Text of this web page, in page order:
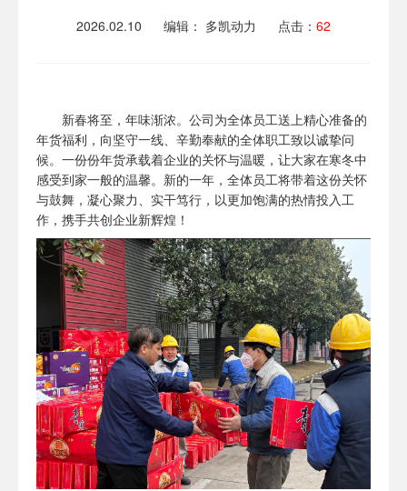
2026.02.10 编辑： 多凯动力 点击： 62
新春将至，年味渐浓。公司为全体员工送上精心准备的
年货福利，向坚守一线、辛勤奉献的全体职工致以诚挚问
候。一份份年货承载着企业的关怀与温暖，让大家在寒冬中
感受到家一般的温馨。新的一年，全体员工将带着这份关怀
与鼓舞，凝心聚力、实干笃行，以更加饱满的热情投入工
作，携手共创企业新辉煌！